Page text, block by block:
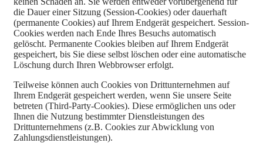
die Dauer einer Sitzung (Session-Cookies) oder dauerhaft
(permanente Cookies) auf Ihrem Endgerät gespeichert. Session-
Cookies werden nach Ende Ihres Besuchs automatisch
gelöscht. Permanente Cookies bleiben auf Ihrem Endgerät
gespeichert, bis Sie diese selbst löschen oder eine automatische
Löschung durch Ihren Webbrowser erfolgt.
Teilweise können auch Cookies von Drittunternehmen auf
Ihrem Endgerät gespeichert werden, wenn Sie unsere Seite
betreten (Third-Party-Cookies). Diese ermöglichen uns oder
Ihnen die Nutzung bestimmter Dienstleistungen des
Drittunternehmens (z.B. Cookies zur Abwicklung von
Zahlungsdienstleistungen).